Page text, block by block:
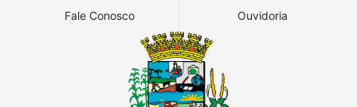
Fale Conosco Ouvidoria